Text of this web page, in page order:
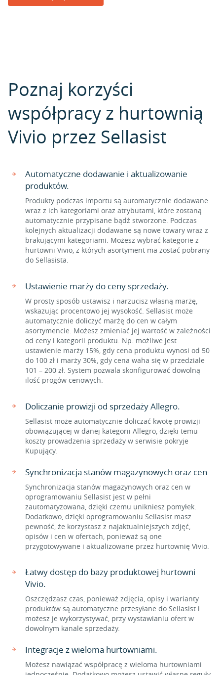
Poznaj korzyści
współpracy z hurtownią
Vivio przez Sellasist
Automatyczne dodawanie i aktualizowanie
produktów.
Produkty podczas importu są automatycznie dodawane
wraz z ich kategoriami oraz atrybutami, które zostaną
automatycznie przypisane bądź stworzone. Podczas
kolejnych aktualizacji dodawane są nowe towary wraz z
brakującymi kategoriami. Możesz wybrać kategorie z
hurtowni Vivio, z których asortyment ma zostać pobrany
do Sellasista.
Ustawienie marży do ceny sprzedaży.
W prosty sposób ustawisz i narzucisz własną marżę,
wskazując procentowo jej wysokość. Sellasist może
automatycznie doliczyć marżę do cen w całym
asortymencie. Możesz zmieniać jej wartość w zależności
od ceny i kategorii produktu. Np. możliwe jest
ustawienie marży 15%, gdy cena produktu wynosi od 50
do 100 zł i marży 30%, gdy cena waha się w przedziale
101 – 200 zł. System pozwala skonfigurować dowolną
ilość progów cenowych.
Doliczanie prowizji od sprzedaży Allegro.
Sellasist może automatycznie doliczać kwotę prowizji
obowiązującej w danej kategorii Allegro, dzięki temu
koszty prowadzenia sprzedaży w serwisie pokryje
Kupujący.
Synchronizacja stanów magazynowych oraz cen
Synchronizacja stanów magazynowych oraz cen w
oprogramowaniu Sellasist jest w pełni
zautomatyzowana, dzięki czemu unikniesz pomyłek.
Dodatkowo, dzięki oprogramowaniu Sellasist masz
pewność, że korzystasz z najaktualniejszych zdjęć,
opisów i cen w ofertach, ponieważ są one
przygotowywane i aktualizowane przez hurtownię Vivio.
Łatwy dostęp do bazy produktowej hurtowni
Vivio.
Oszczędzasz czas, ponieważ zdjęcia, opisy i warianty
produktów są automatyczne przesyłane do Sellasist i
możesz je wykorzystywać, przy wystawianiu ofert w
dowolnym kanale sprzedaży.
Integracje z wieloma hurtowniami.
Możesz nawiązać współpracę z wieloma hurtowniami